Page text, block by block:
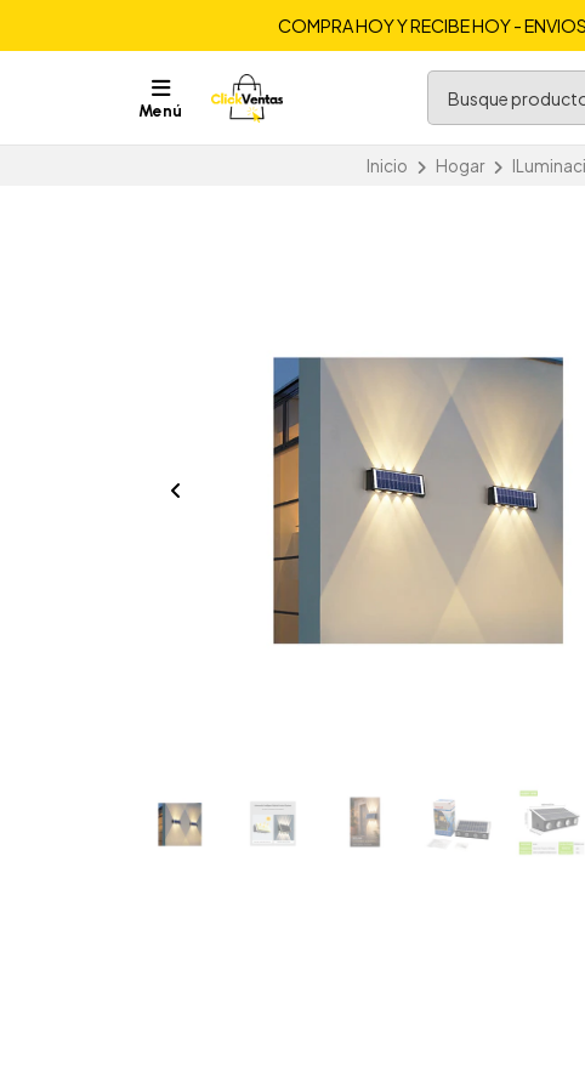
COMPRA HOY Y RECIBE HOY -
Menú
Inicio Hogar